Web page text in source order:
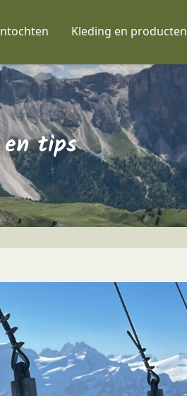
Kleding en producten
en tips